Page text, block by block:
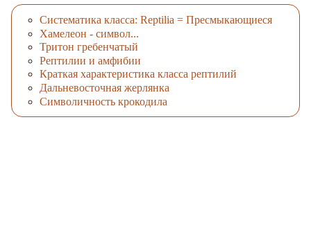
Систематика класса: Reptilia = Пресмыкающиеся
Хамелеон - символ...
Тритон гребенчатый
Рептилии и амфибии
Краткая характеристика класса рептилий
Дальневосточная жерлянка
Символичность крокодила